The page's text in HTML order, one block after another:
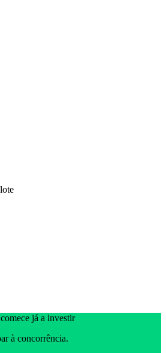
já a investir
à concorrência.